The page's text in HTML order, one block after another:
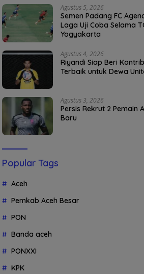
Agustus 5, 2026
Semen Padang FC
Laga Uji Coba Selama
Yogyakarta
Agustus 4, 2026
Riyandi Siap Beri
Terbaik untuk Dewa
Agustus 3, 2026
Persis Rekrut 2 Pemain
Baru
Popular Tags
Aceh
Pemkab Aceh Besar
PON
Banda aceh
PONXXI
KPK